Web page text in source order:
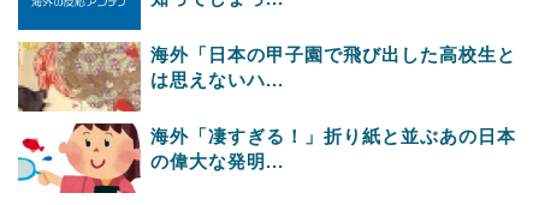
海外「日本の甲子園で飛び出した高校生と
は思えないハ...
海外「凄すぎる！」折り紙と並ぶあの日本
の偉大な発明...